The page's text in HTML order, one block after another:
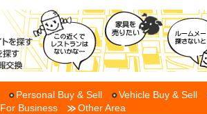
Personal Buy & Sell Vehicle Buy & Sell
For Business Other Area